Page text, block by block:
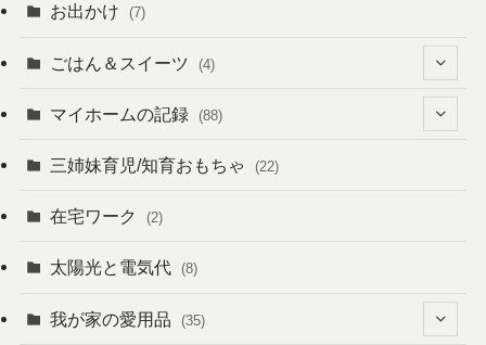
お出かけ (7)
ごはん＆スイーツ (4)
(4)
マイホームの記録 (88)
(6)
(12)
三姉妹育児/知育おもちゃ (22)
在宅ワーク (2)
太陽光と電気代 (8)
我が家の愛用品 (35)